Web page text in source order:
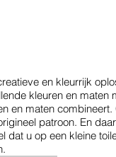
en kleurrijk
kleuren en maten
en maten
patroon. En
dat u op een kleine